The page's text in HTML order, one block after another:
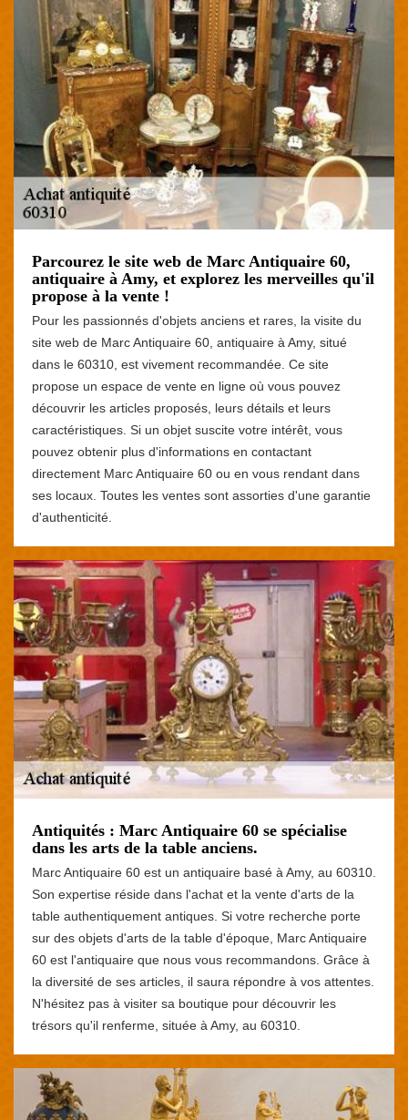
Parcourez le site web de Marc Antiquaire 60,
antiquaire à Amy, et explorez les merveilles qu'il
propose à la vente !
Pour les passionnés d'objets anciens et rares, la visite du
site web de Marc Antiquaire 60, antiquaire à Amy, situé
dans le 60310, est vivement recommandée. Ce site
propose un espace de vente en ligne où vous pouvez
découvrir les articles proposés, leurs détails et leurs
caractéristiques. Si un objet suscite votre intérêt, vous
pouvez obtenir plus d'informations en contactant
directement Marc Antiquaire 60 ou en vous rendant dans
ses locaux. Toutes les ventes sont assorties d'une garantie
d'authenticité.
Antiquités : Marc Antiquaire 60 se spécialise
dans les arts de la table anciens.
Marc Antiquaire 60 est un antiquaire basé à Amy, au 60310.
Son expertise réside dans l'achat et la vente d'arts de la
table authentiquement antiques. Si votre recherche porte
sur des objets d'arts de la table d'époque, Marc Antiquaire
60 est l'antiquaire que nous vous recommandons. Grâce à
la diversité de ses articles, il saura répondre à vos attentes.
N'hésitez pas à visiter sa boutique pour découvrir les
trésors qu'il renferme, située à Amy, au 60310.